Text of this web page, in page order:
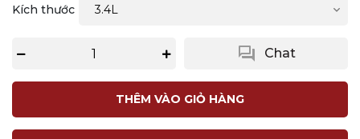
Kích thước
question_answer Chat
THÊM VÀO GIỎ HÀNG